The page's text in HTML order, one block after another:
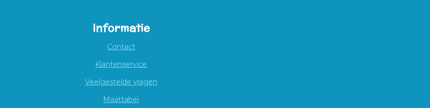
Informatie
Contact
Klantenservice
Veelgestelde vragen
Maattabel